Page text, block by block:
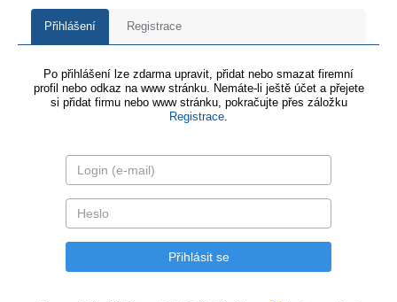
Přihlášení Registrace
Po přihlášení lze zdarma upravit, přidat nebo smazat firemní
profil nebo odkaz na www stránku. Nemáte-li ještě účet a přejete
si přidat firmu nebo www stránku, pokračujte přes záložku
Registrace.